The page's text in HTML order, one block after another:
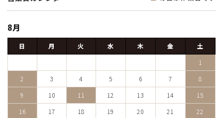
8月
日 月 火 水 木 金
土
1
2
3 4 5 6 7
8
9
10 11 12 13 14
15
16
17 18 19 20 21
22